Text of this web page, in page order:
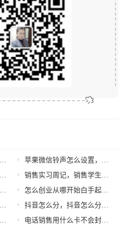
苹果微信铃声怎么设置，微信设置苹果铃声？
销售实习周记，销售学生顶岗周记40篇通用？
怎么创业从哪开始白手起家，怎么创业呢白手起家？
抖音怎么分，抖音怎么分享微信朋友圈？
电话销售用什么卡不会封卡号，电话销售什么卡不容易封？